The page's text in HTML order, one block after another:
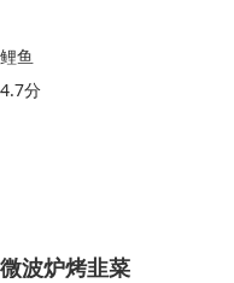
鲤鱼
4.7分
微波炉烤韭菜